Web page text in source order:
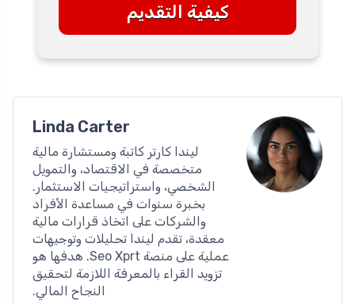
كيفية التقديم
Linda Carter
ليندا كارتر كاتبة ومستشارة مالية
متخصصة في الاقتصاد، والتمويل
الشخصي، واستراتيجيات الاستثمار.
بخبرة سنوات في مساعدة الأفراد
والشركات على اتخاذ قرارات مالية
معقدة، تقدم ليندا تحليلات وتوجيهات
عملية على منصة Seo Xprt. هدفها هو
تزويد القراء بالمعرفة اللازمة لتحقيق
النجاح المالي.